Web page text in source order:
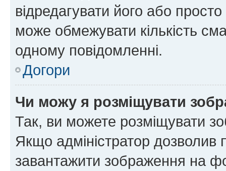
відредагувати його або
може обмежувати кількість
одному повідомленні.
Догори
Чи можу я розміщувати
Так, ви можете розміщувати
Якщо адміністратор
завантажити зображення на